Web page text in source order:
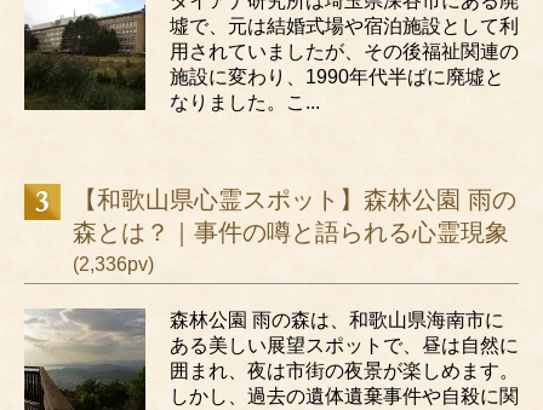
墟で、元は結婚式場や宿泊施設として利
用されていましたが、その後福祉関連の
施設に変わり、1990年代半ばに廃墟と
なりました。こ...
【和歌山県心霊スポット】森林公園 雨の
森とは？｜事件の噂と語られる心霊現象
(2,336pv)
森林公園 雨の森は、和歌山県海南市に
ある美しい展望スポットで、昼は自然に
囲まれ、夜は市街の夜景が楽しめます。
しかし、過去の遺体遺棄事件や自殺に関